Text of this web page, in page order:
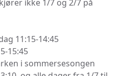
ikke 1/7 og 2/7 på
11:15-14:45
15:45
i sommersesongen